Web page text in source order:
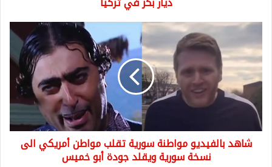
شاهد
بالفيديو
مواطنة
سورية
تقلب
مواطن
أمريكي
الى
نسخة
سورية
شاهد بالفيديو مواطنة سورية تقلب مواطن أمريكي الى
نسخة سورية ويقلد جودة أبو خميس